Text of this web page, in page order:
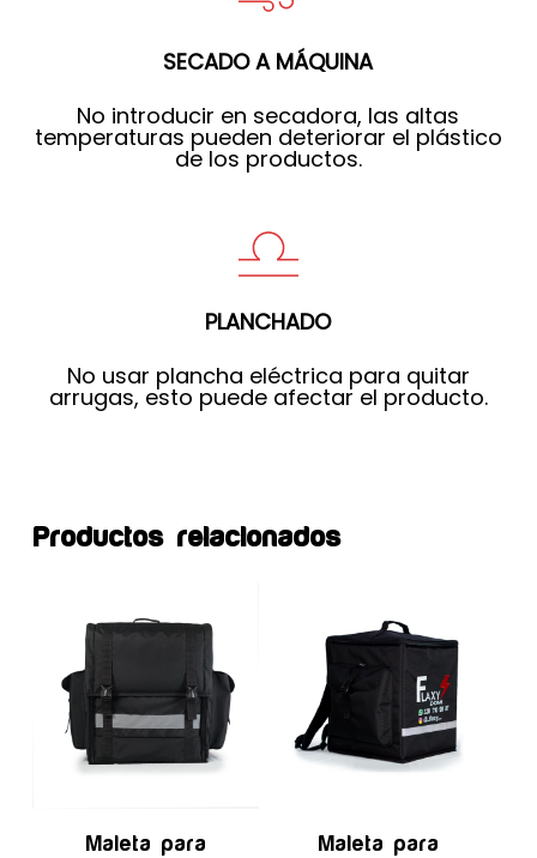
SECADO A MÁQUINA
No introducir en secadora, las altas
temperaturas pueden deteriorar el plástico
de los productos.
PLANCHADO
No usar plancha eléctrica para quitar
arrugas, esto puede afectar el producto.
Productos relacionados
Añadir Al Carrito
Maleta para
Añadir Al Carrito
Maleta para